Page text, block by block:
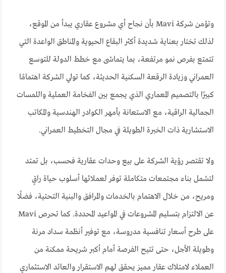
وتؤمن شركة Mavi بأن نجاح أي مشروع عقاري يبدأ من الموقع،
لذلك تختار بعناية شديدة أكثر البقاع الحيوية والمناطق الواعدة التي
تتمتع بفرص نمو مرتفعة، بما يتماشى مع خطط الدولة للتوسع
العمراني وزيادة الرقعة السكنية الحديثة، كما تولي الشركة اهتمامًا
كبيرًا بالتصميم المعماري الذي يجمع بين الفخامة العملية واللمسات
الجمالية الراقية، مع الاستعانة بأمهر الكوادر الهندسية والمكاتب
الاستشارية ذات الخبرة الطويلة في مجال التخطيط العمراني.
ولا تقتصر رؤية الشركة على بيع وحدات عقارية فحسب، بل تمتد
لتشمل بناء مجتمعات متكاملة توفر لعملائها أسلوب حياة راقٍ
ومريح، من خلال الاهتمام بالخدمات والمرافق والبنية التحتية، فضلًا
عن الالتزام بتسليم المشروعات في المواعيد المحددة. كما تحرص Mavi
على طرح أسعار تنافسية مدروسة، مع توفير أنظمة سداد مرنة
وطويلة الأجل، حتى تتيح الفرصة أمام أكبر شريحة ممكنة من
العملاء لامتلاك عقار مميز يحقق لهم الاستقرار والعائد الاستثماري